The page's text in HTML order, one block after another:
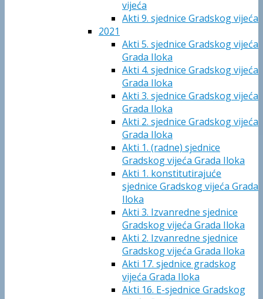
vijeća
Akti 9. sjednice Gradskog vijeća
2021
Akti 5. sjednice Gradskog vijeća
Grada Iloka
Akti 4. sjednice Gradskog vijeća
Grada Iloka
Akti 3. sjednice Gradskog vijeća
Grada Iloka
Akti 2. sjednice Gradskog vijeća
Grada Iloka
Akti 1. (radne) sjednice
Gradskog vijeća Grada Iloka
Akti 1. konstitutirajuće
sjednice Gradskog vijeća Grada
Iloka
Akti 3. Izvanredne sjednice
Gradskog vijeća Grada Iloka
Akti 2. Izvanredne sjednice
Gradskog vijeća Grada Iloka
Akti 17. sjednice gradskog
vijeća Grada Iloka
Akti 16. E-sjednice Gradskog